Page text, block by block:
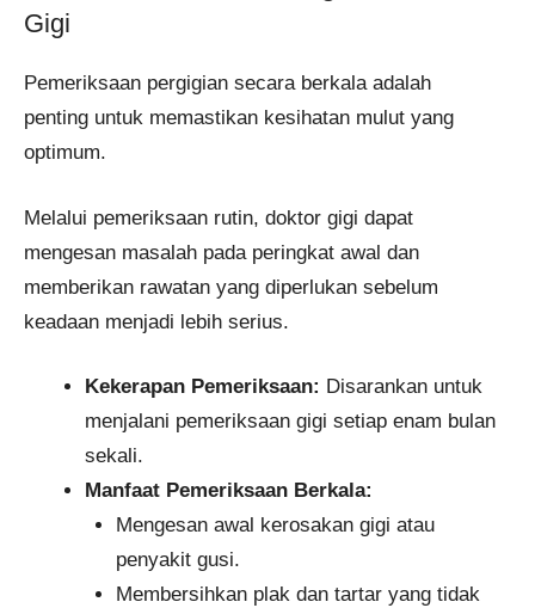
Gigi
Pemeriksaan pergigian secara berkala adalah
penting untuk memastikan kesihatan mulut yang
optimum.
Melalui pemeriksaan rutin, doktor gigi dapat
mengesan masalah pada peringkat awal dan
memberikan rawatan yang diperlukan sebelum
keadaan menjadi lebih serius.
Kekerapan Pemeriksaan: Disarankan untuk
menjalani pemeriksaan gigi setiap enam bulan
sekali.
Manfaat Pemeriksaan Berkala:
Mengesan awal kerosakan gigi atau
penyakit gusi.
Membersihkan plak dan tartar yang tidak